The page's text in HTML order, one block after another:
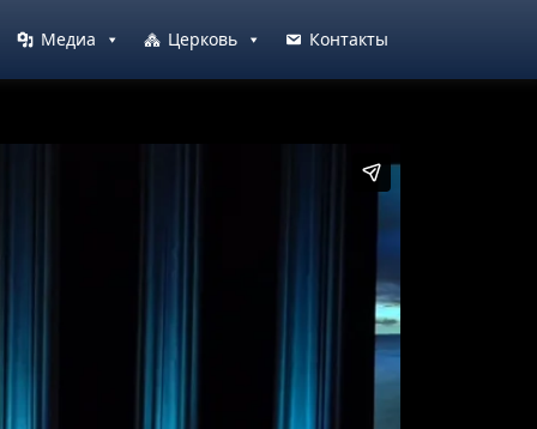
Медиа Церковь Контакты